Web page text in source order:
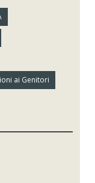
ai Genitori